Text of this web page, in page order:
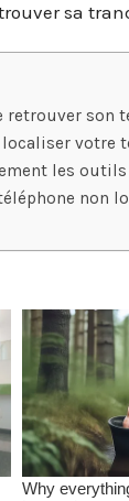
sa
son
votre
les
non